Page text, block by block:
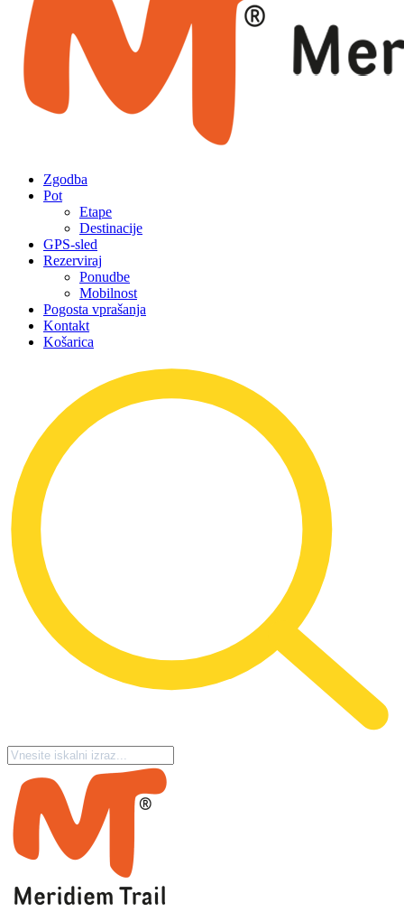
Zgodba
Pot
Etape
Destinacije
GPS-sled
Rezerviraj
Ponudbe
Mobilnost
Pogosta vprašanja
Kontakt
Košarica